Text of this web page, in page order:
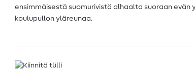
ensimmäisestä suomurivistä alhaalta suoraan
koulupullon yläreunaa.